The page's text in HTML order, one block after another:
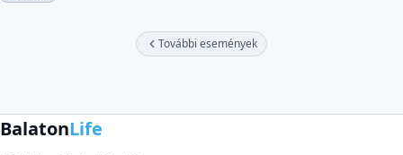
További események
BalatonLife